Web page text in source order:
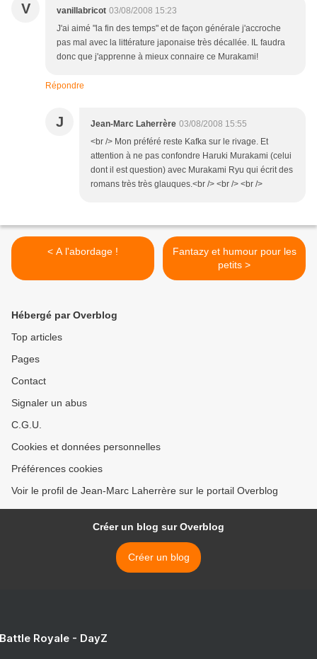
V vanillabricot 03/08/2008 15:23
J'ai aimé "la fin des temps" et de façon générale j'accroche
pas mal avec la littérature japonaise très décallée. IL faudra
donc que j'apprenne à mieux connaire ce Murakami!
Répondre
J Jean-Marc Laherrère 03/08/2008 15:55
<br /> Mon préféré reste Kafka sur le rivage. Et
attention à ne pas confondre Haruki Murakami (celui
dont il est question) avec Murakami Ryu qui écrit des
romans très très glauques.<br /> <br /> <br />
< A l'abordage !
Fantazy et humour pour les
petits >
Hébergé par Overblog
Top articles
Pages
Contact
Signaler un abus
C.G.U.
Cookies et données personnelles
Préférences cookies
Voir le profil de Jean-Marc Laherrère sur le portail Overblog
Créer un blog sur Overblog
Créer un blog
Royale - DayZ